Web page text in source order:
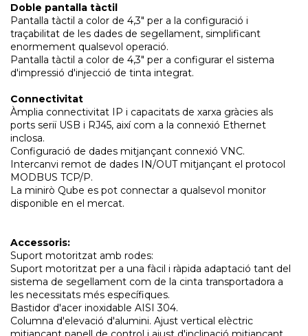
Doble pantalla tàctil
Pantalla tàctil a color de 4,3" per a la configuració i
traçabilitat de les dades de segellament, simplificant
enormement qualsevol operació.
Pantalla tàctil a color de 4,3" per a configurar el sistema
d'impressió d'injecció de tinta integrat.
Connectivitat
Àmplia connectivitat IP i capacitats de xarxa gràcies als
ports seriï USB i RJ45, així com a la connexió Ethernet
inclosa.
Configuració de dades mitjançant connexió VNC.
Intercanvi remot de dades IN/OUT mitjançant el protocol
MODBUS TCP/P.
La minirò Qube es pot connectar a qualsevol monitor
disponible en el mercat.
Accessoris:
Suport motoritzat amb rodes:
Suport motoritzat per a una fàcil i ràpida adaptació tant del
sistema de segellament com de la cinta transportadora a
les necessitats més específiques.
Bastidor d'acer inoxidable AISI 304.
Columna d'elevació d'alumini. Ajust vertical elèctric